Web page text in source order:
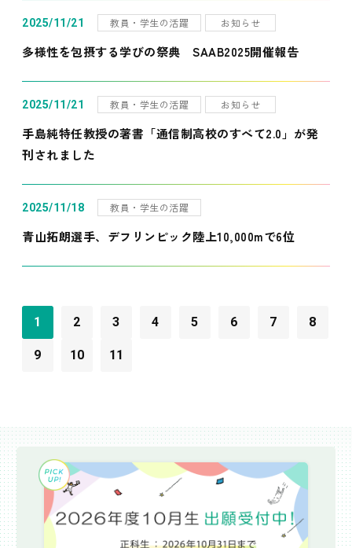
2025/11/21 教員・学生の活躍 お知らせ
多様性を包摂する学びの祭典 SAAB2025開催報告
2025/11/21 教員・学生の活躍 お知らせ
手島純特任教授の著書「通信制高校のすべて2.0」が発
刊されました
2025/11/18 教員・学生の活躍
青山拓朗選手、デフリンピック陸上10,000mで6位
1 2 3 4 5 6 7 8
9 10 11